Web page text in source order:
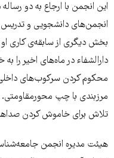
این انجمن با ارجاع به دو
انجمن‌های دانشجویی و تدریس
بخش دیگری از سابقه‌ی کاری
دارالشفاء در ماه‌های اخیر را
محکوم کردن سرکوب‌های
مرزبندی با چپ محورمقاومتی.
تلاش برای خاموش کردن
هیئت مدیره انجمن